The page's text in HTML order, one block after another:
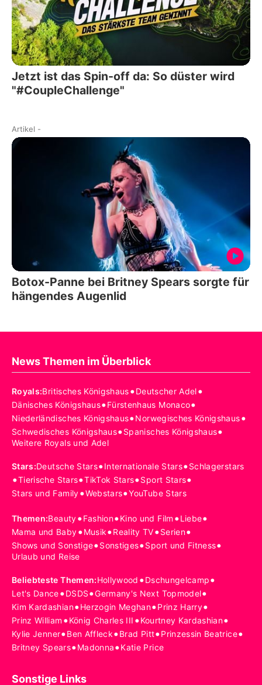
Jetzt ist das Spin-off da: So düster wird
"#CoupleChallenge"
Artikel -
Botox-Panne bei Britney Spears sorgte für
hängendes Augenlid
News Themen im Überblick
Royals:Britisches Königshaus•Deutscher Adel•
Dänisches Königshaus•Fürstenhaus Monaco•
Niederländisches Königshaus•Norwegisches Königshaus•
Schwedisches Königshaus•Spanisches Königshaus•
Weitere Royals und Adel
Stars:Deutsche Stars•Internationale Stars•Schlagerstars
•Tierische Stars•TikTok Stars•Sport Stars•
Stars und Family•Webstars•YouTube Stars
Themen:Beauty•Fashion•Kino und Film •Liebe•
Mama und Baby•Musik•Reality TV•Serien•
Shows und Sonstige•Sonstiges•Sport und Fitness•
Urlaub und Reise
Beliebteste Themen:Hollywood •Dschungelcamp•
Let's Dance•DSDS•Germany's Next Topmodel•
Kim Kardashian•Herzogin Meghan•Prinz Harry•
Prinz William •König Charles III •Kourtney Kardashian•
Kylie Jenner•Ben Affleck•Brad Pitt•Prinzessin Beatrice•
Britney Spears•Madonna•Katie Price
Sonstige Links